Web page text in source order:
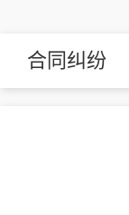
合同纠纷